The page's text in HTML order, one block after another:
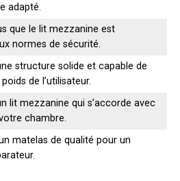
adapté.
que le lit mezzanine est
normes de sécurité.
structure solide et capable de
de l’utilisateur.
lit mezzanine qui s’accorde avec
chambre.
matelas de qualité pour un